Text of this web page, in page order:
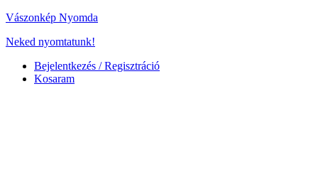
Vászonkép Nyomda
Neked nyomtatunk!
Bejelentkezés / Regisztráció
Kosaram